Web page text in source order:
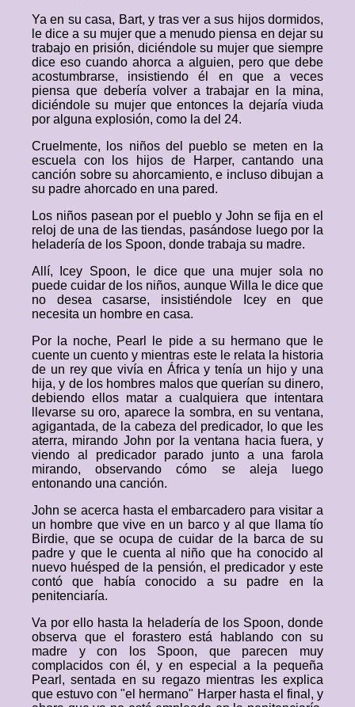
Ya en su casa, Bart, y tras ver a sus hijos dormidos,
le dice a su mujer que a menudo piensa en dejar su
trabajo en prisión, diciéndole su mujer que siempre
dice eso cuando ahorca a alguien, pero que debe
acostumbrarse, insistiendo él en que a veces
piensa que debería volver a trabajar en la mina,
diciéndole su mujer que entonces la dejaría viuda
por alguna explosión, como la del 24.
Cruelmente, los niños del pueblo se meten en la
escuela con los hijos de Harper, cantando una
canción sobre su ahorcamiento, e incluso dibujan a
su padre ahorcado en una pared.
Los niños pasean por el pueblo y John se fija en el
reloj de una de las tiendas, pasándose luego por la
heladería de los Spoon, donde trabaja su madre.
Allí, Icey Spoon, le dice que una mujer sola no
puede cuidar de los niños, aunque Willa le dice que
no desea casarse, insistiéndole Icey en que
necesita un hombre en casa.
Por la noche, Pearl le pide a su hermano que le
cuente un cuento y mientras este le relata la historia
de un rey que vivía en África y tenía un hijo y una
hija, y de los hombres malos que querían su dinero,
debiendo ellos matar a cualquiera que intentara
llevarse su oro, aparece la sombra, en su ventana,
agigantada, de la cabeza del predicador, lo que les
aterra, mirando John por la ventana hacia fuera, y
viendo al predicador parado junto a una farola
mirando, observando cómo se aleja luego
entonando una canción.
John se acerca hasta el embarcadero para visitar a
un hombre que vive en un barco y al que llama tío
Birdie, que se ocupa de cuidar de la barca de su
padre y que le cuenta al niño que ha conocido al
nuevo huésped de la pensión, el predicador y este
contó que había conocido a su padre en la
penitenciaría.
Va por ello hasta la heladería de los Spoon, donde
observa que el forastero está hablando con su
madre y con los Spoon, que parecen muy
complacidos con él, y en especial a la pequeña
Pearl, sentada en su regazo mientras les explica
que estuvo con "el hermano" Harper hasta el final, y